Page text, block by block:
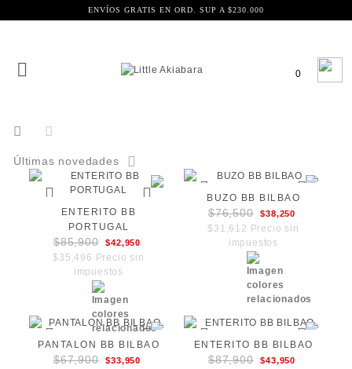
ENVÍOS GRATIS EN ORD. SUP A $230.000
0
Últimas novedades
ENTERITO BB
PORTUGAL
$85,900 $42,950
$35,496 Precio sin
impuestos
BUZO BB BILBAO
$76,500 $38,250
$31,612 Precio sin
impuestos
PANTALON BB BILBAO
$67,900 $33,950
ENTERITO BB BILBAO
$87,900 $43,950